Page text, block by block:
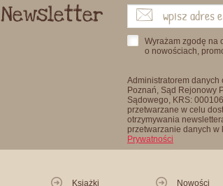
Newsletter
Wyrażam zgodę na
o nowościach,
Administratorem danych
Poznań, Sąd Rejonowy
Sądowego, KRS:
przetwarzane w celu
otrzymywania
przetwarzanie danych
Prywatności
Książki Nowości